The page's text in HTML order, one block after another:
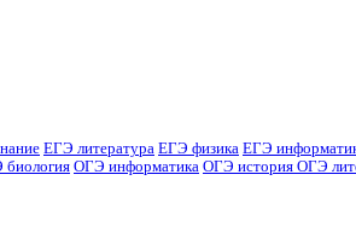
ЕГЭ литература ЕГЭ физика ЕГЭ
ОГЭ информатика ОГЭ история ОГЭ